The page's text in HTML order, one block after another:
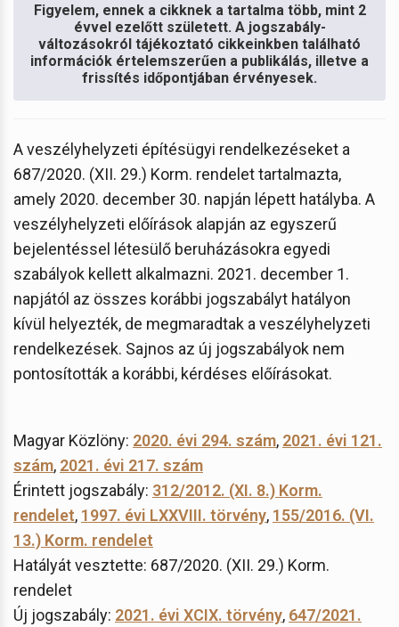
Figyelem, ennek a cikknek a tartalma több, mint 2
évvel ezelőtt született. A jogszabály-
változásokról tájékoztató cikkeinkben található
információk értelemszerűen a publikálás, illetve a
frissítés időpontjában érvényesek.
A veszélyhelyzeti építésügyi rendelkezéseket a
687/2020. (XII. 29.) Korm. rendelet tartalmazta,
amely 2020. december 30. napján lépett hatályba. A
veszélyhelyzeti előírások alapján az egyszerű
bejelentéssel létesülő beruházásokra egyedi
szabályok kellett alkalmazni. 2021. december 1.
napjától az összes korábbi jogszabályt hatályon
kívül helyezték, de megmaradtak a veszélyhelyzeti
rendelkezések. Sajnos az új jogszabályok nem
pontosították a korábbi, kérdéses előírásokat.
Magyar Közlöny: 2020. évi 294. szám, 2021. évi 121.
szám, 2021. évi 217. szám
Érintett jogszabály: 312/2012. (XI. 8.) Korm.
rendelet, 1997. évi LXXVIII. törvény, 155/2016. (VI.
13.) Korm. rendelet
Hatályát vesztette: 687/2020. (XII. 29.) Korm.
rendelet
Új jogszabály: 2021. évi XCIX. törvény, 647/2021.